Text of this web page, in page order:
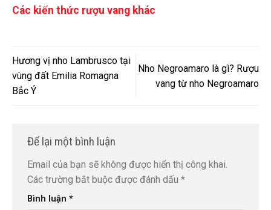
Các kiến thức rượu vang khác
Hương vị nho Lambrusco tại
vùng đất Emilia Romagna
Bắc Ý
Nho Negroamaro là gì? Rượu
vang từ nho Negroamaro
Để lại một bình luận
Email của bạn sẽ không được hiển thị công khai.
Các trường bắt buộc được đánh dấu *
Bình luận *